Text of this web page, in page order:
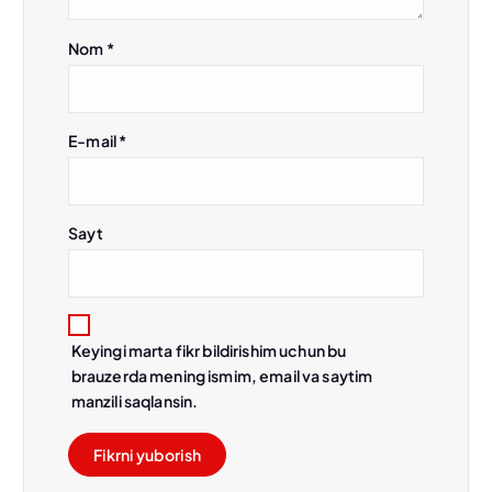
Nom *
E-mail*
Sayt
Keyingi marta fikr bildirishim uchun bu
brauzerda mening ismim, email va saytim
manzili saqlansin.